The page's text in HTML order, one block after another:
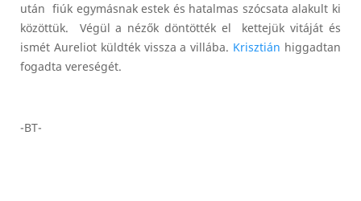
után fiúk egymásnak estek és hatalmas szócsata alakult ki
közöttük. Végül a nézők döntötték el kettejük vitáját és
ismét Aureliot küldték vissza a villába. Krisztián higgadtan
fogadta vereségét.
-BT-